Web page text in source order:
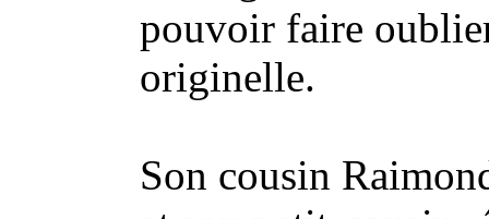
pouvoir faire
originelle.
Son cousin